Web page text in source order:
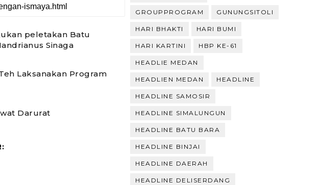
peletakan Batu
Sinaga
Laksanakan Program
Darurat
GROUPPROGRAM GUNUNGSITOLI
HARI BHAKTI HARI BUMI
HARI KARTINI HBP KE-61
HEADLIE MEDAN
HEADLIEN MEDAN HEADLINE
HEADLINE SAMOSIR
HEADLINE SIMALUNGUN
HEADLINE BATU BARA
HEADLINE BINJAI
HEADLINE DAERAH
HEADLINE DELISERDANG